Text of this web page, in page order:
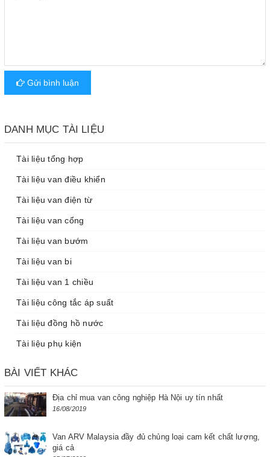
Gửi bình luận
DANH MỤC TÀI LIỆU
Tài liệu tổng hợp
Tài liệu van điều khiển
Tài liệu van điện từ
Tài liệu van cổng
Tài liệu van bướm
Tài liệu van bi
Tài liệu van 1 chiều
Tài liệu công tắc áp suất
Tài liệu đồng hồ nước
Tài liệu phụ kiện
BÀI VIẾT KHÁC
Địa chỉ mua van công nghiệp Hà Nội uy tín nhất
16/08/2019
Van ARV Malaysia đầy đủ chủng loại cam kết chất lượng,
giá cả